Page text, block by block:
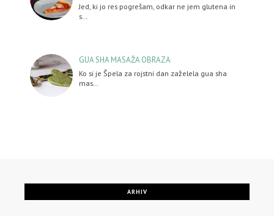
Jed, ki jo res pogrešam, odkar ne jem glutena in
s…
GUA SHA MASAŽA OBRAZA
Ko si je Špela za rojstni dan zaželela gua sha
mas…
ARHIV